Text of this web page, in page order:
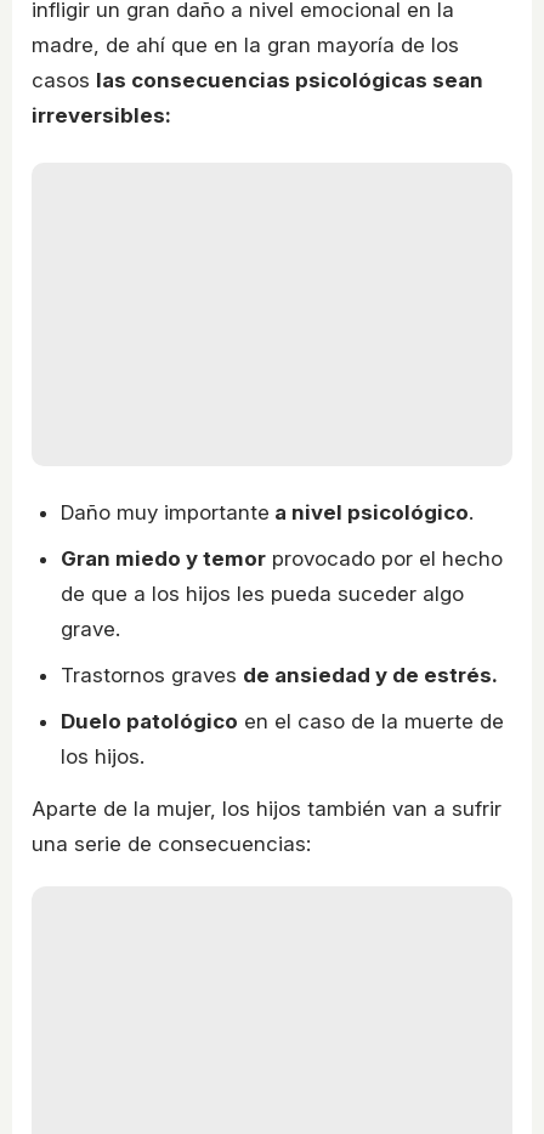
infligir un gran daño a nivel emocional en la
madre, de ahí que en la gran mayoría de los
casos las consecuencias psicológicas sean
irreversibles:
Daño muy importante a nivel psicológico.
Gran miedo y temor provocado por el hecho
de que a los hijos les pueda suceder algo
grave.
Trastornos graves de ansiedad y de estrés.
Duelo patológico en el caso de la muerte de
los hijos.
Aparte de la mujer, los hijos también van a sufrir
una serie de consecuencias: